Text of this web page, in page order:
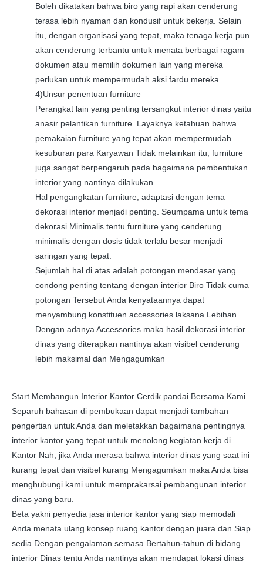
Boleh dikatakan bahwa biro yang rapi akan cenderung
terasa lebih nyaman dan kondusif untuk bekerja. Selain
itu, dengan organisasi yang tepat, maka tenaga kerja pun
akan cenderung terbantu untuk menata berbagai ragam
dokumen atau memilih dokumen lain yang mereka
perlukan untuk mempermudah aksi fardu mereka.
4)Unsur penentuan furniture
Perangkat lain yang penting tersangkut interior dinas yaitu
anasir pelantikan furniture. Layaknya ketahuan bahwa
pemakaian furniture yang tepat akan mempermudah
kesuburan para Karyawan Tidak melainkan itu, furniture
juga sangat berpengaruh pada bagaimana pembentukan
interior yang nantinya dilakukan.
Hal pengangkatan furniture, adaptasi dengan tema
dekorasi interior menjadi penting. Seumpama untuk tema
dekorasi Minimalis tentu furniture yang cenderung
minimalis dengan dosis tidak terlalu besar menjadi
saringan yang tepat.
Sejumlah hal di atas adalah potongan mendasar yang
condong penting tentang dengan interior Biro Tidak cuma
potongan Tersebut Anda kenyataannya dapat
menyambung konstituen accessories laksana Lebihan
Dengan adanya Accessories maka hasil dekorasi interior
dinas yang diterapkan nantinya akan visibel cenderung
lebih maksimal dan Mengagumkan
Start Membangun Interior Kantor Cerdik pandai Bersama Kami
Separuh bahasan di pembukaan dapat menjadi tambahan
pengertian untuk Anda dan meletakkan bagaimana pentingnya
interior kantor yang tepat untuk menolong kegiatan kerja di
Kantor Nah, jika Anda merasa bahwa interior dinas yang saat ini
kurang tepat dan visibel kurang Mengagumkan maka Anda bisa
menghubungi kami untuk memprakarsai pembangunan interior
dinas yang baru.
Beta yakni penyedia jasa interior kantor yang siap memodali
Anda menata ulang konsep ruang kantor dengan juara dan Siap
sedia Dengan pengalaman semasa Bertahun-tahun di bidang
interior Dinas tentu Anda nantinya akan mendapat lokasi dinas